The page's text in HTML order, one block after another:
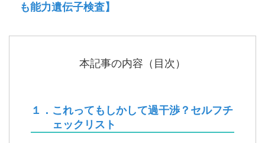
も能力遺伝子検査】
本記事の内容（目次）
１．これってもしかして過干渉？セルフチ
ェックリスト